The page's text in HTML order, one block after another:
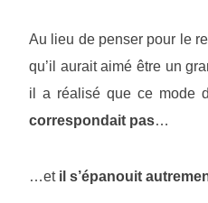
Au lieu de penser pour le
qu’il aurait aimé être un
il a réalisé que ce mode
correspondait pas…
…et il s’épanouit